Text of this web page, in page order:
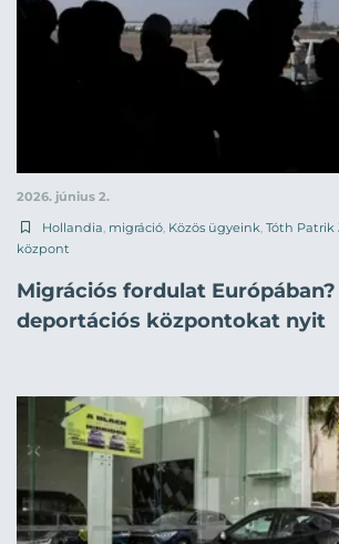
2026. június 2.
Hollandia, migráció, Közös ügyeink, Tóth Patrik
központ
Migrációs fordulat
deportációs központokat nyit